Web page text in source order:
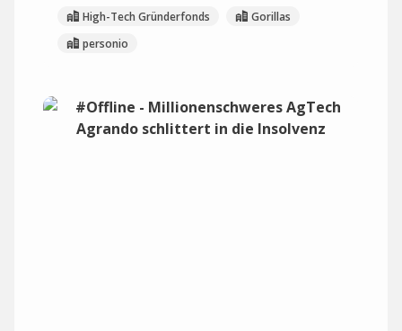
High-Tech Gründerfonds
Gorillas
personio